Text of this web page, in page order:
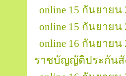
online 15 กันยายน
online 15 กันยายน
online 16 กันยาย
ราชบัญญัติประกันสั